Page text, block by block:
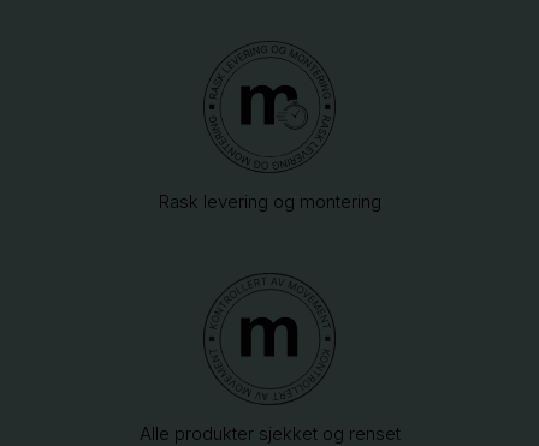
Rask levering og montering
Alle produkter sjekket og renset